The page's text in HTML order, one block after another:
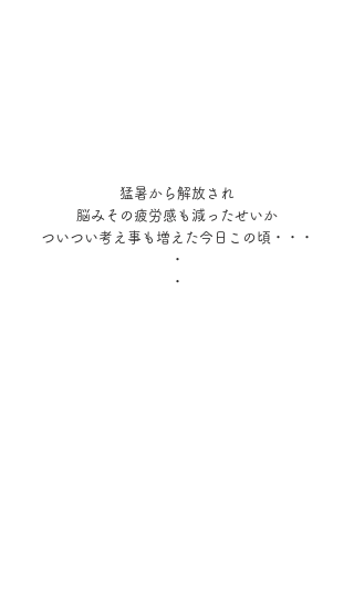
猛暑から解放され
脳みその疲労感も減ったせいか
ついつい考え事も増えた今日この頃・・・
・
・